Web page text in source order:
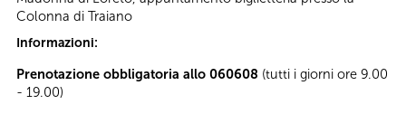
Colonna di Traiano
Informazioni:
Prenotazione obbligatoria allo 060608 (tutti i giorni ore 9.00
- 19.00)